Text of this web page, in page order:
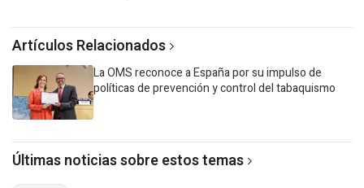
Artículos Relacionados
La OMS reconoce a España por su impulso de
políticas de prevención y control del tabaquismo
Últimas noticias sobre estos temas